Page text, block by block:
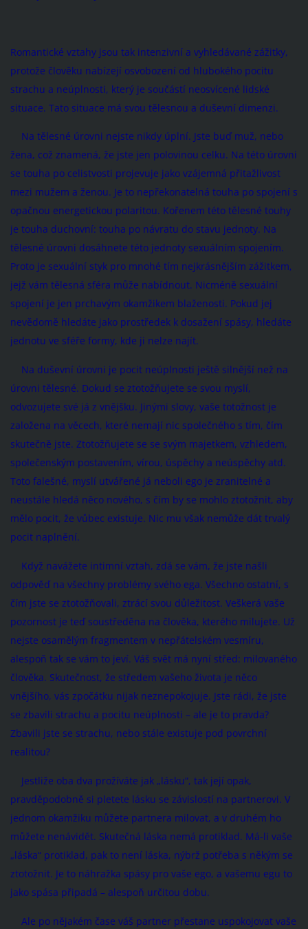
Romantické vztahy jsou tak intenzivní a vyhledávané zážitky,
protože člověku nabízejí osvobození od hlubokého pocitu
strachu a neúplnosti, který je součástí neosvícené lidské
situace. Tato situace má svou tělesnou a duševní dimenzi.
Na tělesné úrovni nejste nikdy úplní. Jste buď muž, nebo
žena, což znamená, že jste jen polovinou celku. Na této úrovni
se touha po celistvosti projevuje jako vzájemná přitažlivost
mezi mužem a ženou. Je to nepřekonatelná touha po spojení s
opačnou energetickou polaritou. Kořenem této tělesné touhy
je touha duchovní: touha po návratu do stavu jednoty. Na
tělesné úrovni dosáhnete této jednoty sexuálním spojením.
Proto je sexuální styk pro mnohé tím nejkrásnějším zážitkem,
jejž vám tělesná sféra může nabídnout. Nicméně sexuální
spojení je jen prchavým okamžikem blaženosti. Pokud jej
nevědomě hledáte jako prostředek k dosažení spásy, hledáte
jednotu ve sféře formy, kde ji nelze najít.
Na duševní úrovni je pocit neúplnosti ještě silnější než na
úrovni tělesné. Dokud se ztotožňujete se svou myslí,
odvozujete své já z vnějšku. Jinými slovy, vaše totožnost je
založena na věcech, které nemají nic společného s tím, čím
skutečně jste. Ztotožňujete se se svým majetkem, vzhledem,
společenským postavením, vírou, úspěchy a neúspěchy atd.
Toto falešné, myslí utvářené já neboli ego je zranitelné a
neustále hledá něco nového, s čím by se mohlo ztotožnit, aby
mělo pocit, že vůbec existuje. Nic mu však nemůže dát trvalý
pocit naplnění.
Když navážete intimní vztah, zdá se vám, že jste našli
odpověď na všechny problémy svého ega. Všechno ostatní, s
čím jste se ztotožňovali, ztrácí svou důležitost. Veškerá vaše
pozornost je teď soustředěna na člověka, kterého milujete. Už
nejste osamělým fragmentem v nepřátelském vesmíru,
alespoň tak se vám to jeví. Váš svět má nyní střed: milovaného
člověka. Skutečnost, že středem vašeho života je něco
vnějšího, vás zpočátku nijak neznepokojuje. Jste rádi, že jste
se zbavili strachu a pocitu neúplnosti – ale je to pravda?
Zbavili jste se strachu, nebo stále existuje pod povrchní
realitou?
Jestliže oba dva prožíváte jak „lásku“, tak její opak,
pravděpodobně si pletete lásku se závislostí na partnerovi. V
jednom okamžiku můžete partnera milovat, a v druhém ho
můžete nenávidět. Skutečná láska nemá protiklad. Má-li vaše
„láska“ protiklad, pak to není láska, nýbrž potřeba s někým se
ztotožnit. Je to náhražka spásy pro vaše ego, a vašemu egu to
jako spása připadá – alespoň určitou dobu.
Ale po nějakém čase váš partner přestane uspokojovat vaše